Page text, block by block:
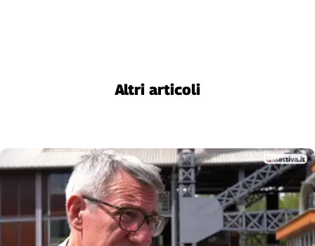
L'Italia
Lavoro
Territori
Altri articoli